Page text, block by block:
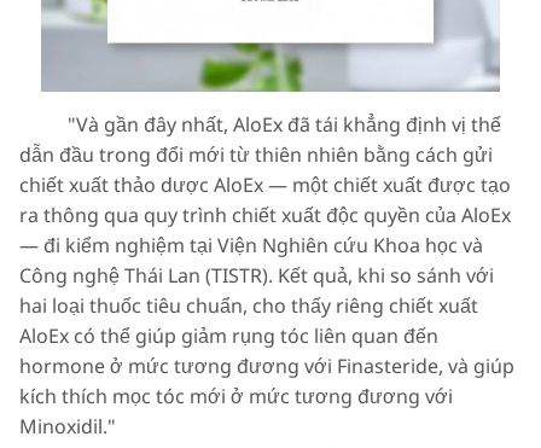
"Và gần đây nhất, AloEx đã tái khẳng định vị thế
dẫn đầu trong đổi mới từ thiên nhiên bằng cách gửi
chiết xuất thảo dược AloEx — một chiết xuất được tạo
ra thông qua quy trình chiết xuất độc quyền của AloEx
— đi kiểm nghiệm tại Viện Nghiên cứu Khoa học và
Công nghệ Thái Lan (TISTR). Kết quả, khi so sánh với
hai loại thuốc tiêu chuẩn, cho thấy riêng chiết xuất
AloEx có thể giúp giảm rụng tóc liên quan đến
hormone ở mức tương đương với Finasteride, và giúp
kích thích mọc tóc mới ở mức tương đương với
Minoxidil."